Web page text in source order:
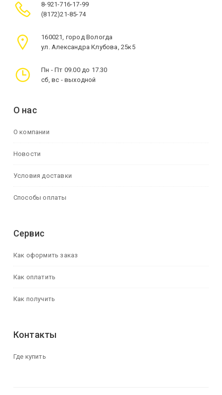
8-921-716-17-99
(8172)21-85-74
160021, город Вологда
ул. Александра Клубова, 25к5
Пн - Пт 09.00 до 17.30
сб, вс - выходной
О нас
О компании
Новости
Условия доставки
Способы оплаты
Сервис
Как оформить заказ
Как оплатить
Как получить
Контакты
Где купить